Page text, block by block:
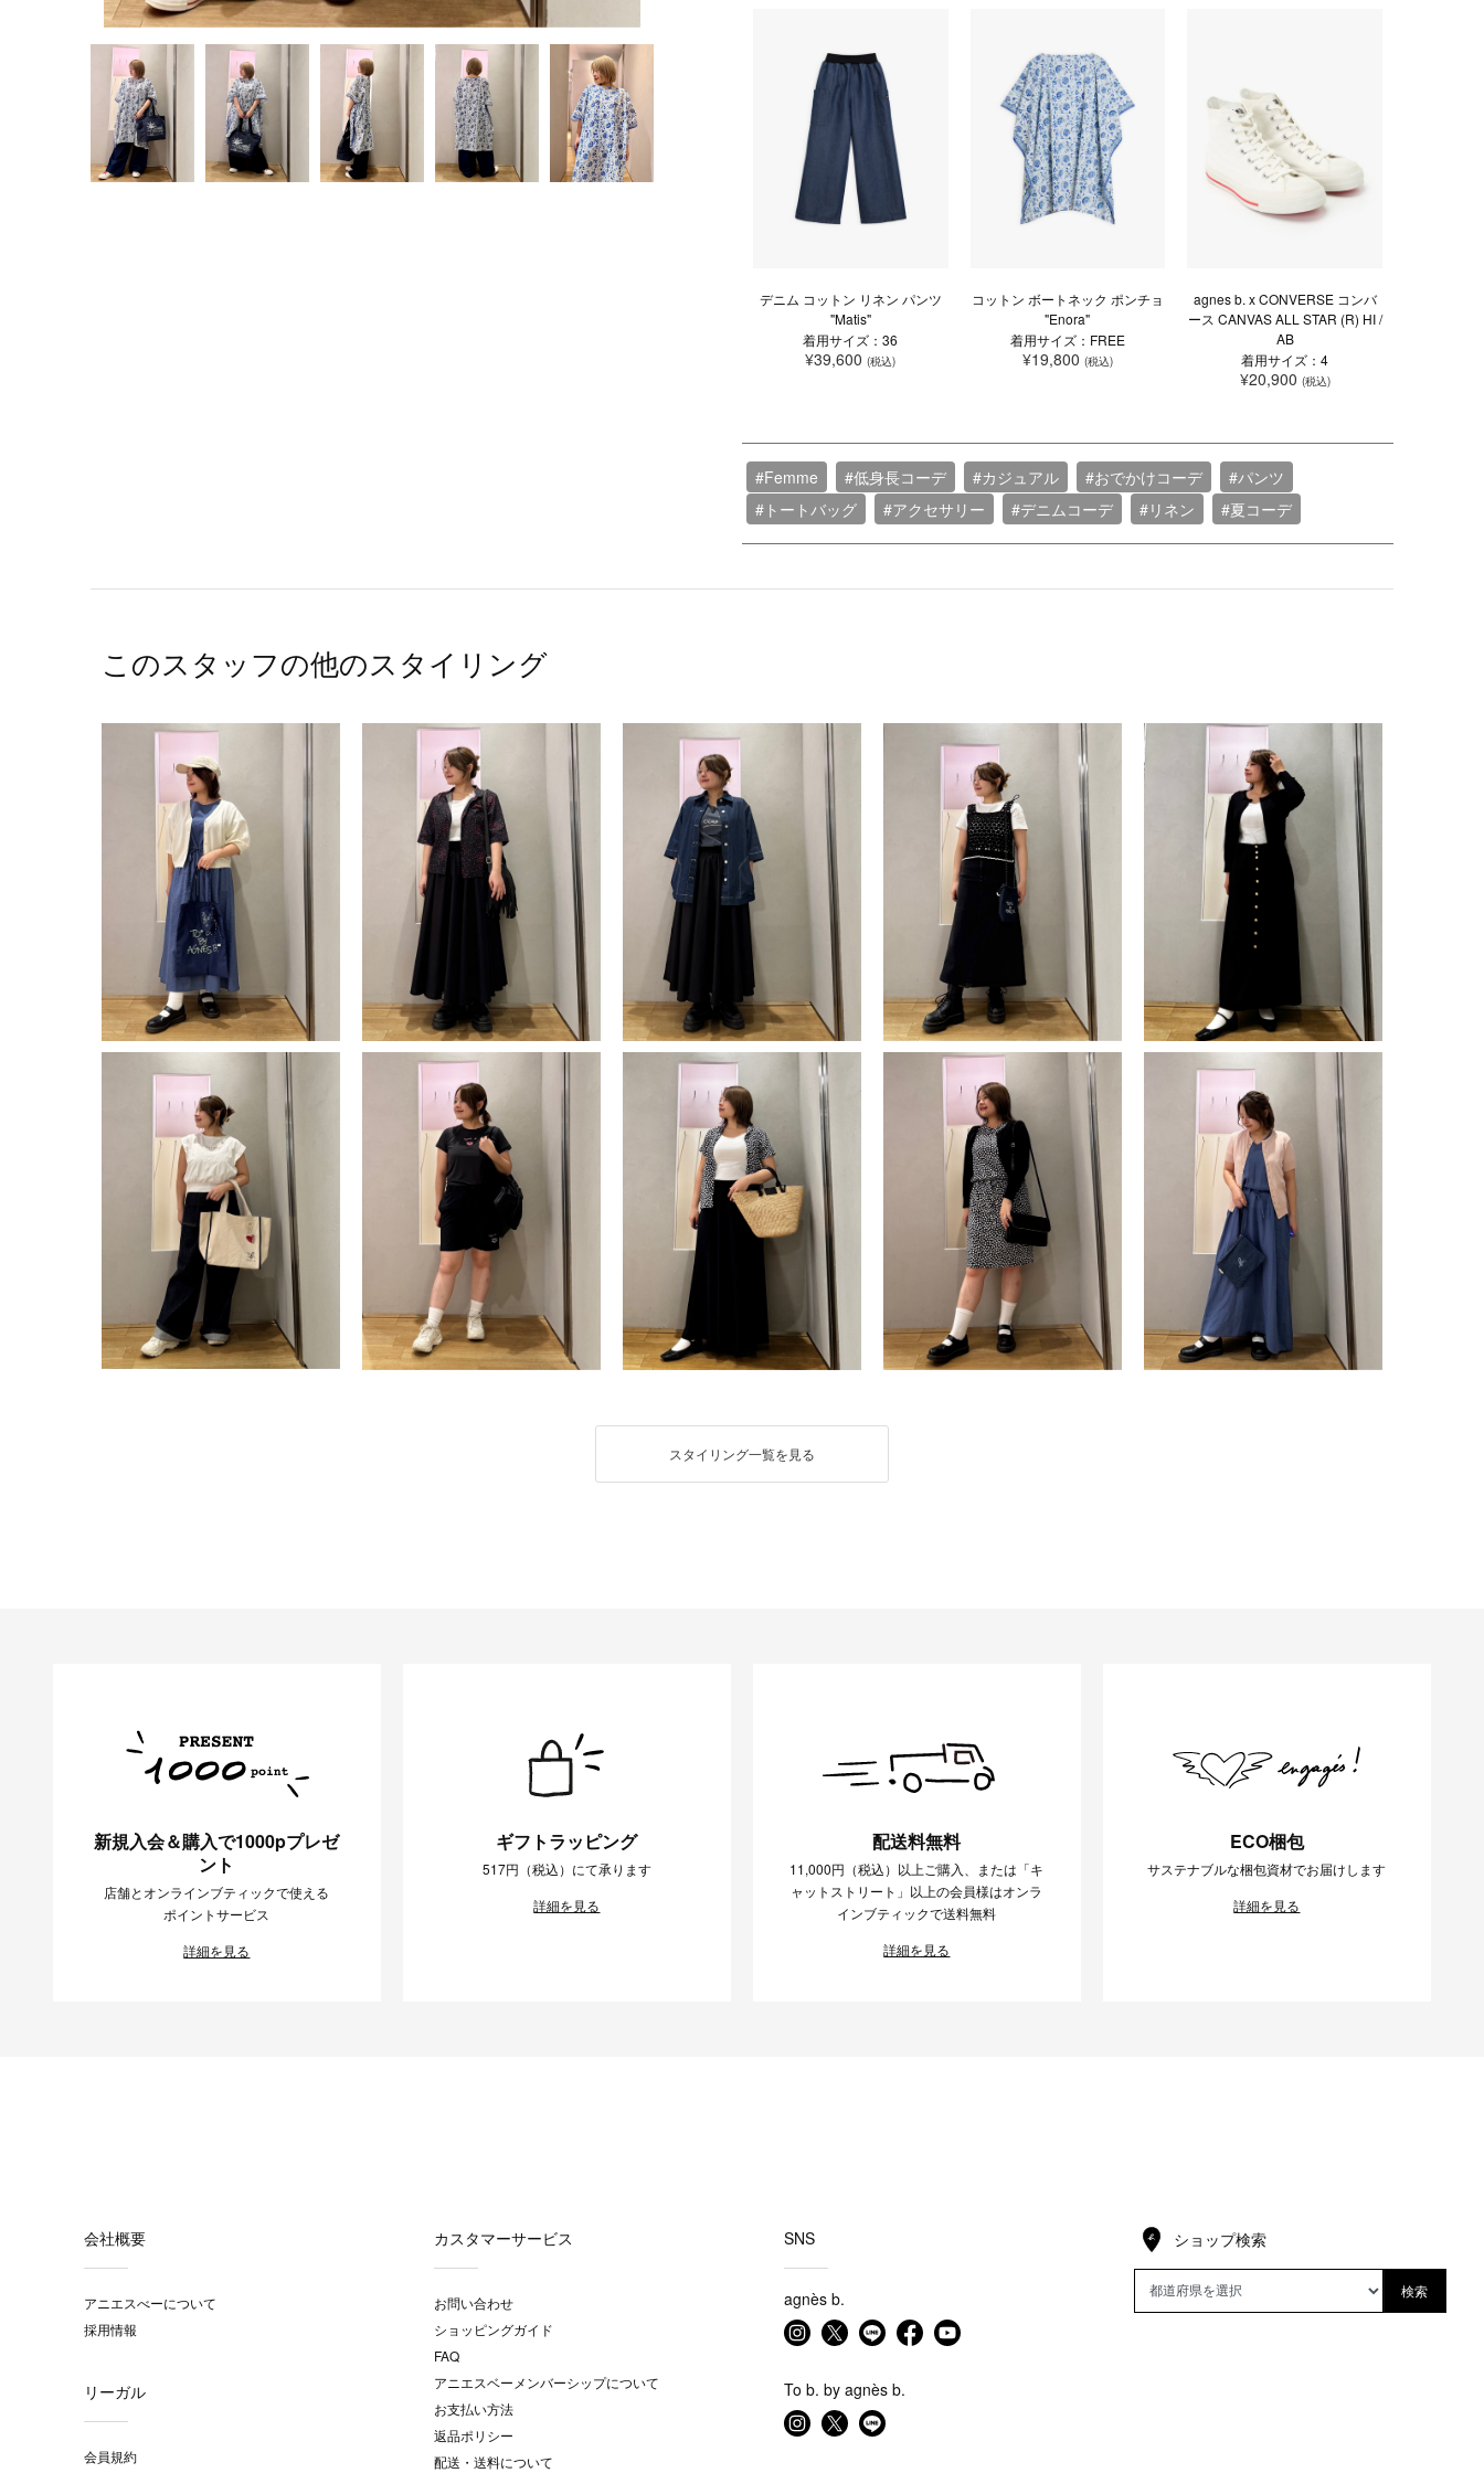
デニム コットン リネン パンツ
"Matis"
着用サイズ：36
¥39,600(税込)
コットン ボートネック ポンチョ
"Enora"
着用サイズ：FREE
¥19,800 (税込)
agnes b. x CONVERSE コンバ
ース CANVAS ALL STAR (R) HI /
AB
着用サイズ：4
¥20,900 (税込)
#Femme #低身長コーデ #カジュアル #おでかけコーデ
#パンツ
#トートバッグ
#アクセサリー #デニムコーデ #リネン #夏コーデ
このスタッフの他のスタイリング
スタイリング一覧を見る
新規入会＆購入で1000pプレゼ
ント
店舗とオンラインブティックで使える
ポイントサービス
詳細を見る
ギフトラッピング
517円（税込）にて承ります
詳細を見る
配送料無料
11,000円（税込）以上ご購入、または「キ
ャットストリート」以上の会員様はオンラ
インブティックで送料無料
詳細を見る
ECO梱包
サステナブルな梱包資材でお届けします
詳細を見る
会社概要
アニエスべーについて
採用情報
リーガル
会員規約
カスタマーサービス
お問い合わせ
ショッピングガイド
FAQ
アニエスベーメンバーシップについて
お支払い方法
返品ポリシー
配送・送料について
SNS
agnès b.
To b. by agnès b.
ショップ検索
検索